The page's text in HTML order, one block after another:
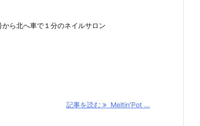
ら北へ車で１分のネイルサロン
記事を読む Meltin’Pot ...